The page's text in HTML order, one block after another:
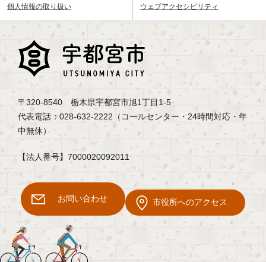
個人情報の取り扱い ウェブアクセシビリティ
〒320-8540 栃木県宇都宮市旭1丁目1-5
代表電話：028-632-2222（コールセンター・24時間対応・年
中無休）
【法人番号】7000020092011
お問い合わせ 市役所へのアクセス